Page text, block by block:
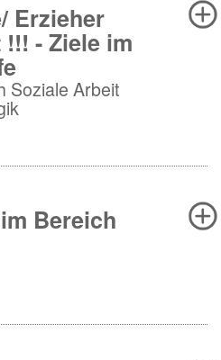
Erzieher
- Ziele im
Soziale Arbeit
Bereich